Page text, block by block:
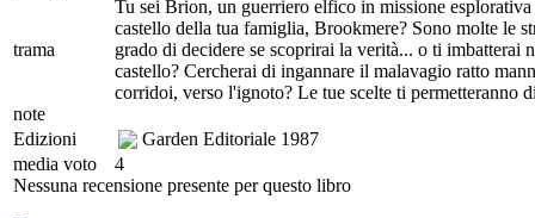
trama
Tu sei Brion, un guerriero elfico in missione
castello della tua famiglia, Brookmere? Sono molte le
grado di decidere se scoprirai la verità... o ti imbatterai
castello? Cercherai di ingannare il malavagio ratto
corridoi, verso l'ignoto? Le tue scelte ti permetteranno
note
Edizioni
Garden Editoriale 1987
media voto
4
Nessuna recensione presente per questo libro